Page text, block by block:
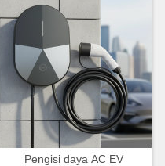
Pengisi daya AC EV